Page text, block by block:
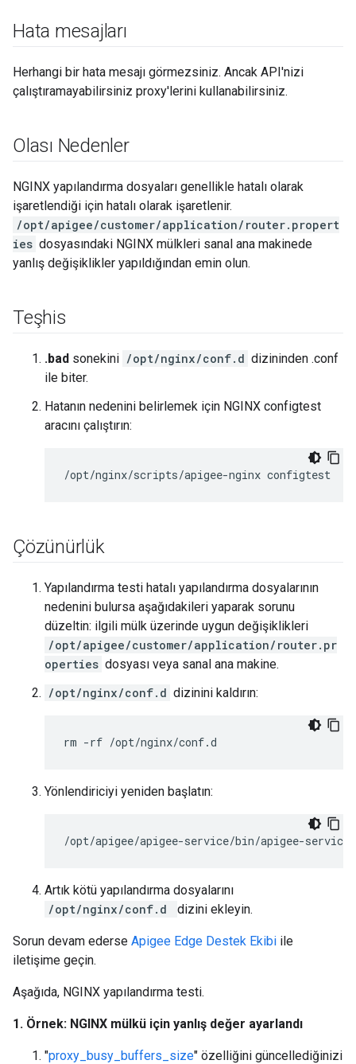
Hata mesajları
Herhangi bir hata mesajı görmezsiniz. Ancak API'nizi
çalıştıramayabilirsiniz proxy'lerini kullanabilirsiniz.
Olası Nedenler
NGINX yapılandırma dosyaları genellikle hatalı olarak
işaretlendiği için hatalı olarak işaretlenir.
/opt/apigee/customer/application/router.propert
ies dosyasındaki NGINX mülkleri sanal ana makinede
yanlış değişiklikler yapıldığından emin olun.
Teşhis
.bad sonekini /opt/nginx/conf.d dizininden .conf
ile biter.
Hatanın nedenini belirlemek için NGINX configtest
aracını çalıştırın:
/opt/nginx/scripts/apigee-nginx configtest
Çözünürlük
Yapılandırma testi hatalı yapılandırma dosyalarının
nedenini bulursa aşağıdakileri yaparak sorunu
düzeltin: ilgili mülk üzerinde uygun değişiklikleri
/opt/apigee/customer/application/router.pr
operties dosyası veya sanal ana makine.
/opt/nginx/conf.d dizinini kaldırın:
rm -rf /opt/nginx/conf.d
Yönlendiriciyi yeniden başlatın:
/opt/apigee/apigee-service/bin/apigee-
Artık kötü yapılandırma dosyalarını
/opt/nginx/conf.d
dizini ekleyin.
Sorun devam ederse Apigee Edge Destek Ekibi ile
iletişime geçin.
Aşağıda, NGINX yapılandırma testi.
1. Örnek: NGINX mülkü için yanlış değer ayarlandı
"proxy_busy_buffers_size" özelliğini güncellediğinizi